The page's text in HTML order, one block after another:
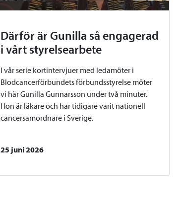
Därför är Gunilla så engagerad
i vårt styrelsearbete
I vår serie kortintervjuer med ledamöter i
Blodcancerförbundets förbundsstyrelse möter
vi här Gunilla Gunnarsson under två minuter.
Hon är läkare och har tidigare varit nationell
cancersamordnare i Sverige.
25 juni 2026